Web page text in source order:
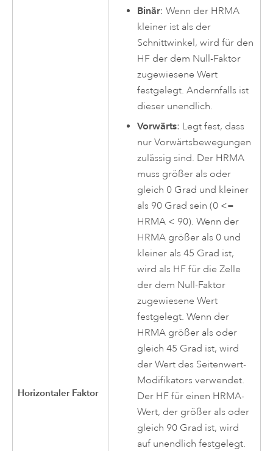
Horizontaler Faktor
Binär: Wenn der HRMA
kleiner ist als der
Schnittwinkel, wird für den
HF der dem Null-Faktor
zugewiesene Wert
festgelegt. Andernfalls ist
dieser unendlich.
Vorwärts: Legt fest, dass
nur Vorwärtsbewegungen
zulässig sind. Der HRMA
muss größer als oder
gleich 0 Grad und kleiner
als 90 Grad sein (0 <=
HRMA < 90). Wenn der
HRMA größer als 0 und
kleiner als 45 Grad ist,
wird als HF für die Zelle
der dem Null-Faktor
zugewiesene Wert
festgelegt. Wenn der
HRMA größer als oder
gleich 45 Grad ist, wird
der Wert des Seitenwert-
Modifikators verwendet.
Der HF für einen HRMA-
Wert, der größer als oder
gleich 90 Grad ist, wird
auf unendlich festgelegt.